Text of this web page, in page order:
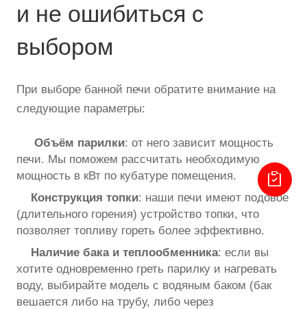
и не ошибиться с
выбором
При выборе банной печи обратите внимание на
следующие параметры:
Объём парилки: от него зависит мощность
печи. Мы поможем рассчитать необходимую
мощность в кВт по кубатуре помещения.
Конструкция топки: наши печи имеют подовое
(длительного горения) устройство топки, что
позволяет топливу гореть более эффективно.
Наличие бака и теплообменника: если вы
хотите одновременно греть парилку и нагревать
воду, выбирайте модель с водяным баком (бак
вешается либо на трубу, либо через